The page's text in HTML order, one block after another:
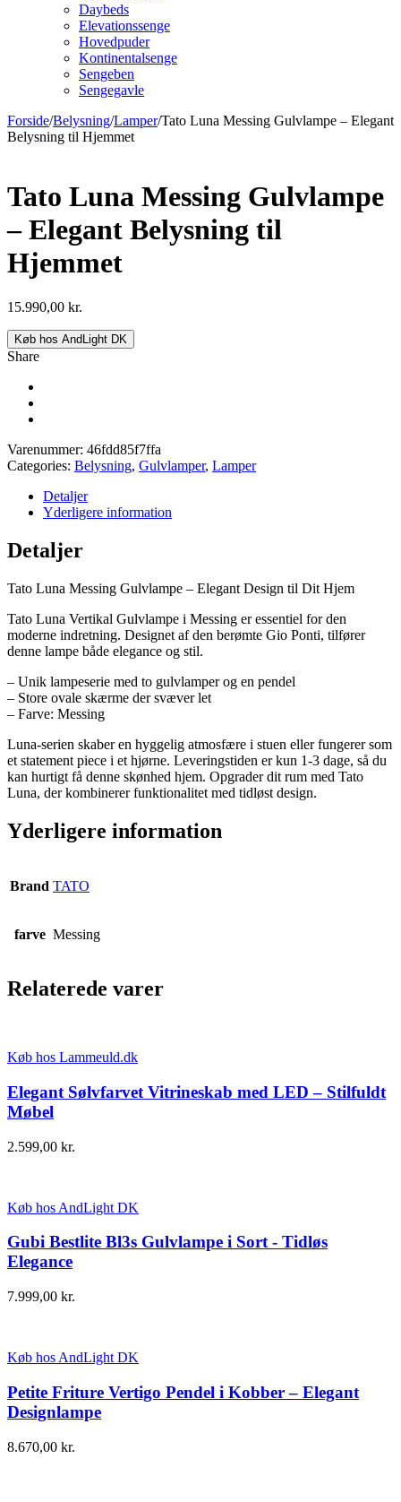
Daybeds
Elevationssenge
Hovedpuder
Kontinentalsenge
Sengeben
Sengegavle
Forside/Belysning/Lamper/Tato Luna Messing Gulvlampe – Elegant
Belysning til Hjemmet
Tato Luna Messing Gulvlampe
– Elegant Belysning til
Hjemmet
15.990,00 kr.
Køb hos AndLight DK
Share
Varenummer: 46fdd85f7ffa
Categories: Belysning, Gulvlamper, Lamper
Detaljer
Yderligere information
Detaljer
Tato Luna Messing Gulvlampe – Elegant Design til Dit Hjem
Tato Luna Vertikal Gulvlampe i Messing er essentiel for den
moderne indretning. Designet af den berømte Gio Ponti, tilfører
denne lampe både elegance og stil.
– Unik lampeserie med to gulvlamper og en pendel
– Store ovale skærme der svæver let
– Farve: Messing
Luna-serien skaber en hyggelig atmosfære i stuen eller fungerer som
et statement piece i et hjørne. Leveringstiden er kun 1-3 dage, så du
kan hurtigt få denne skønhed hjem. Opgrader dit rum med Tato
Luna, der kombinerer funktionalitet med tidløst design.
Yderligere information
Brand TATO
farve Messing
Relaterede varer
Køb hos Lammeuld.dk
Elegant Sølvfarvet Vitrineskab med LED – Stilfuldt
Møbel
2.599,00 kr.
Køb hos AndLight DK
Gubi Bestlite Bl3s Gulvlampe i Sort - Tidløs
Elegance
7.999,00 kr.
Køb hos AndLight DK
Petite Friture Vertigo Pendel i Kobber – Elegant
Designlampe
8.670,00 kr.